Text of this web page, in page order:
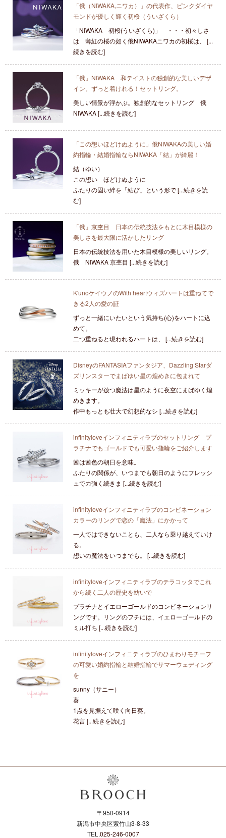
「俄（NIWAKA,ニワカ）」の代表作、ピンクダイヤ
モンドが優しく輝く初桜（ういざくら）
「NIWAKA 初桜(ういざくら)」 ・・・初々しさ
は 薄紅の桜の如く俄NIWAKAニワカの初桜は、 [...
続きを読む]
「俄」NIWAKA 和テイストの独創的な美しいデザ
イン。ずっと着けれる！セットリング。
美しい情景が浮かぶ。独創的なセットリング 俄
NIWAKA [...続きを読む]
「この想いほどけぬように」俄NIWAKAの美しい婚
約指輪・結婚指輪ならNIWAKA「結」が綺麗！
結（ゆい）
この想い ほどけぬように
ふたりの固い絆を「結び」という形で [...続きを読
む]
「俄」京杢目 日本の伝統技法をもとに木目模様の
美しさを最大限に活かしたリング
日本の伝統技法を用いた木目模様の美しいリング。
俄 NIWAKA 京杢目 [...続きを読む]
K'unoケイウノのWith heartウィズハートは重ねてで
きる2人の愛の証
ずっと一緒にいたいという気持ち(心)をハートに込
めて。
二つ重ねると現われるハートは、 [...続きを読む]
DisneyのFANTASIAファンタジア、Dazzling Starダ
ズリンスターでまばゆい星の煌めきに包まれて
ミッキーが放つ魔法は星のように夜空にまばゆく煌
めきます。
作中もっとも壮大で幻想的なシ [...続きを読む]
infinityloveインフィニティラブのセットリング プ
ラチナでもゴールドでも可愛い指輪をご紹介します
茜は茜色の朝日を意味。
ふたりの関係が、いつまでも朝日のようにフレッシ
ュで力強く続きま [...続きを読む]
infinityloveインフィニティラブのコンビネーション
カラーのリングで恋の「魔法」にかかって
一人ではできないことも、二人なら乗り越えていけ
る。
想いの魔法をいつまでも。 [...続きを読む]
infinityloveインフィニティラブのテラコッタでこれ
から続く二人の歴史を紡いで
プラチナとイエローゴールドのコンビネーションリ
ングです。リングのフチには、イエローゴールドの
ミル打ち [...続きを読む]
infinityloveインフィニティラブのひまわりモチーフ
の可愛い婚約指輪と結婚指輪でサマーウェディング
を
sunny（サニー）
葵
1点を見据えて咲く向日葵。
花言 [...続きを読む]
〒950-0914
新潟市中央区紫竹山3-8-33
TEL.025-246-0007